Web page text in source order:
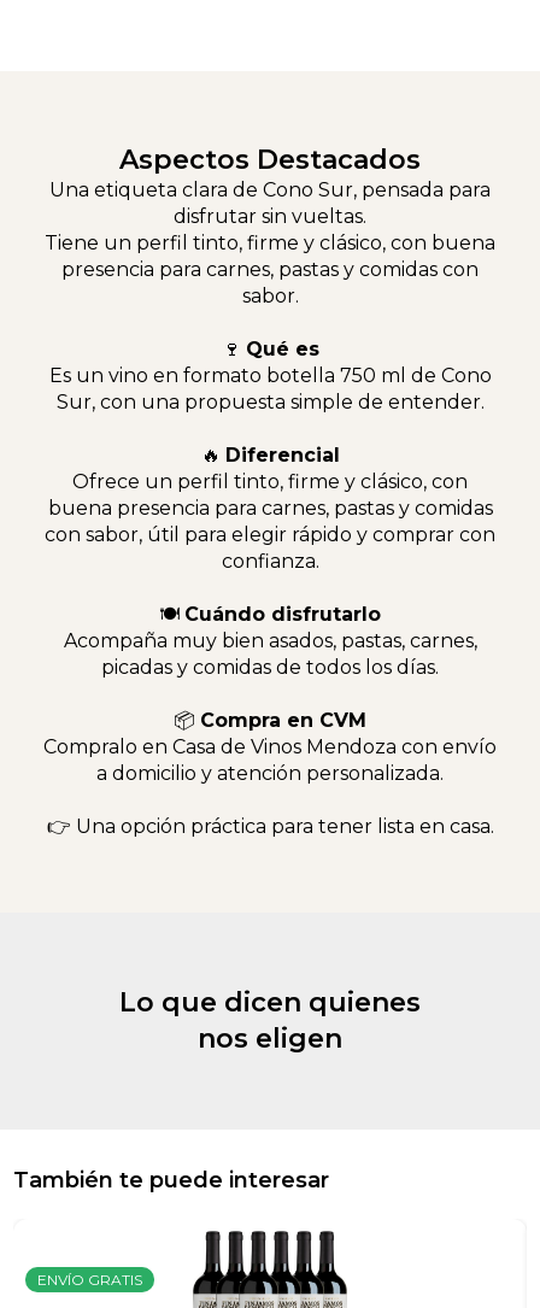
Aspectos Destacados
Una etiqueta clara de Cono Sur, pensada para
disfrutar sin vueltas.
Tiene un perfil tinto, firme y clásico, con buena
presencia para carnes, pastas y comidas con
sabor.
🍷 Qué es
Es un vino en formato botella 750 ml de Cono
Sur, con una propuesta simple de entender.
🔥 Diferencial
Ofrece un perfil tinto, firme y clásico, con
buena presencia para carnes, pastas y comidas
con sabor, útil para elegir rápido y comprar con
confianza.
🍽 Cuándo disfrutarlo
Acompaña muy bien asados, pastas, carnes,
picadas y comidas de todos los días.
📦 Compra en CVM
Compralo en Casa de Vinos Mendoza con envío
a domicilio y atención personalizada.
👉 Una opción práctica para tener lista en casa.
Lo que dicen quienes
nos eligen
También te puede interesar
ENVÍO GRATIS